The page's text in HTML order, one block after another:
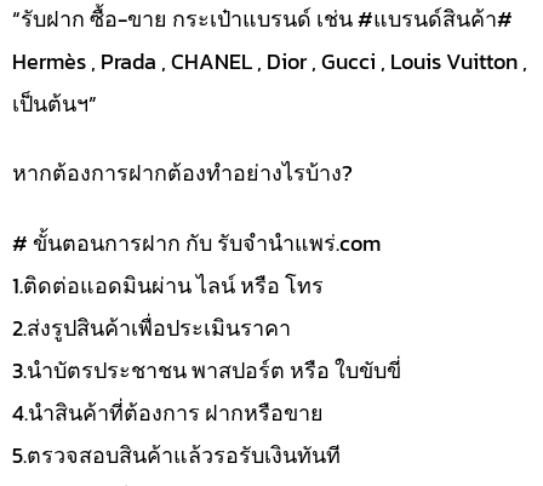
“รับฝาก ซื้อ-ขาย กระเป๋าแบรนด์ เช่น #แบรนด์สินค้า#
Hermès , Prada , CHANEL , Dior , Gucci , Louis Vuitton ,
เป็นต้นฯ”
หากต้องการฝากต้องทำอย่างไรบ้าง?
# ขั้นตอนการฝาก กับ รับจำนำแพร่.com
1.ติดต่อแอดมินผ่าน ไลน์ หรือ โทร
2.ส่งรูปสินค้าเพื่อประเมินราคา
3.นำบัตรประชาชน พาสปอร์ต หรือ ใบขับขี่
4.นำสินค้าที่ต้องการ ฝากหรือขาย
5.ตรวจสอบสินค้าแล้วรอรับเงินทันที